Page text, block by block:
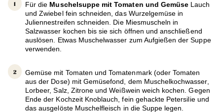
Für die Muschelsuppe mit Tomaten und Gemüse Lauch
und Zwiebel fein schneiden, das Wurzelgemüse in
Juliennestreifen schneiden. Die Miesmuscheln in
Salzwasser kochen bis sie sich öffnen und anschließend
auslösen. Etwas Muschelwasser zum Aufgießen der Suppe
verwenden.
Gemüse mit Tomaten und Tomatenmark (oder Tomaten
aus der Dose) mit Gemüsefond, dem Muschelkochwasser,
Lorbeer, Salz, Zitrone und Weißwein weich kochen. Gegen
Ende der Kochzeit Knoblauch, fein gehackte Petersilie und
das ausgelöste Muschelfleisch in die Suppe legen.